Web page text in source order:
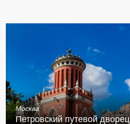
Москва
Петровский путевой дворец